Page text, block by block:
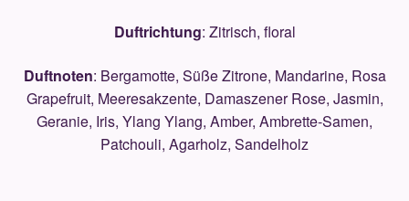
Duftrichtung: Zitrisch, floral
Duftnoten: Bergamotte, Süße Zitrone, Mandarine, Rosa
Grapefruit, Meeresakzente, Damaszener Rose, Jasmin,
Geranie, Iris, Ylang Ylang, Amber, Ambrette-Samen,
Patchouli, Agarholz, Sandelholz